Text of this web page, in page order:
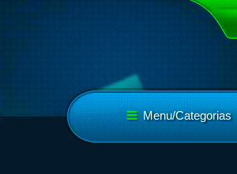
Menu/Categorias